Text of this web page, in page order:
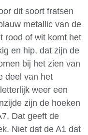
dit soort fratsen
metallic van de
rood of wit komt het
en hip, dat zijn de
bij het zien van
deel van het
weer een
zijn de hoeken
Dat geeft de
Niet dat de A1 dat